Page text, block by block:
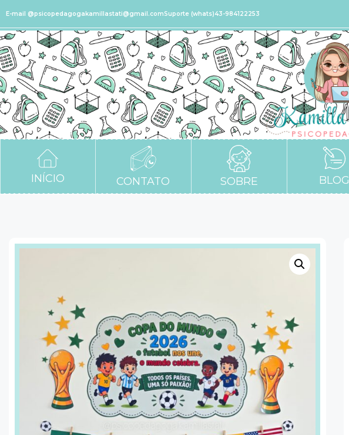
E-mail @psicopedagogakamillastati@gmail.comSuporte (whats)43-984122253
INÍCIO CONTATO SOBRE BLOG